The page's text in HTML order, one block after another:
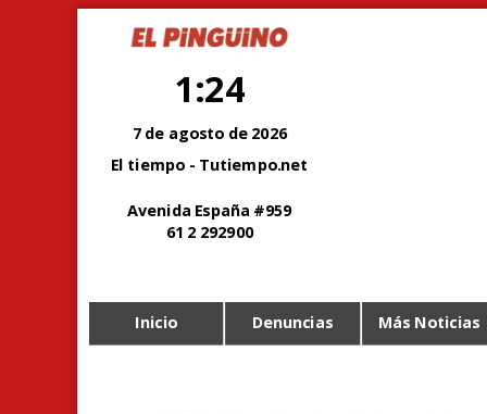
1:24
7 de agosto de 2026
El tiempo - Tutiempo.net
Avenida España #959
61 2 292900
Inicio Denuncias Más Noticias